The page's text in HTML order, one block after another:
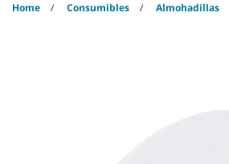
Home Consumibles Almohadillas